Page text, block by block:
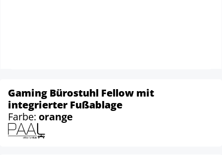
Gaming Bürostuhl Fellow mit
integrierter Fußablage
Farbe: orange